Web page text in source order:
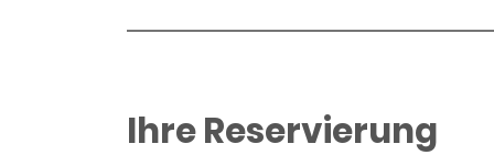
Ihre Reservierung